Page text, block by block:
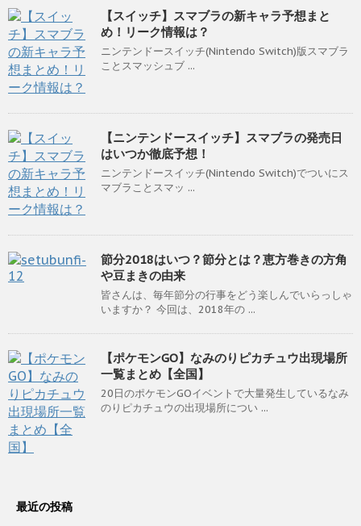
【スイッチ】スマブラの新キャラ予想まと
め！リーク情報は？
ニンテンドースイッチ(Nintendo Switch)版スマブラ
ことスマッシュブ ...
【ニンテンドースイッチ】スマブラの発売日
はいつか徹底予想！
ニンテンドースイッチ(Nintendo Switch)でついにス
マブラことスマッ ...
節分2018はいつ？節分とは？恵方巻きの方角
や豆まきの由来
皆さんは、毎年節分の行事をどう楽しんでいらっしゃ
いますか？ 今回は、2018年の ...
【ポケモンGO】なみのりピカチュウ出現場所
一覧まとめ【全国】
20日のポケモンGOイベントで大量発生しているなみ
のりピカチュウの出現場所につい ...
最近の投稿